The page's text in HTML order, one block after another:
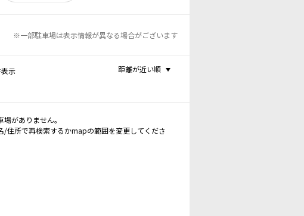
※一部駐車場は表示情報が異なる場合がございます
示 距離が近い順
場がありません。
/住所で再検索するかmapの範囲を変更してくださ